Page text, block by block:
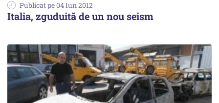
Publicat pe 04 Iun 2012
Italia, zguduită de un nou seism